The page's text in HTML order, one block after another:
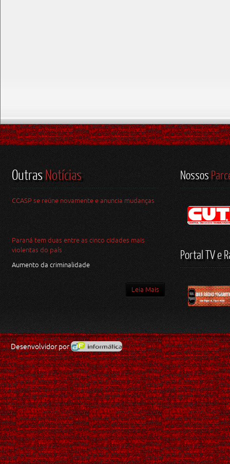
OutrasNotícias
CCASP se reúne novamente e anuncia mudanças
Paraná tem duas entre as cinco cidades mais
violentas do país
Aumento da criminalidade
Leia Mais
Nossos
Portal TV e
Desenvolvidor por